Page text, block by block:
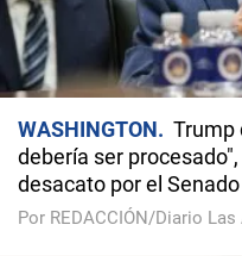
WASHINGTON
Trump
debería ser
desacato por el Senado
Por REDACCIÓN/Diario